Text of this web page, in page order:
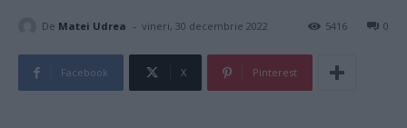
De Matei Udrea - vineri, 30 decembrie 2022 0
5416
Facebook X Pinterest